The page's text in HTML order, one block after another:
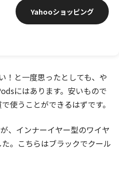
Yahooショッピング
！と一度思ったとしても、や
にはあります。安いもので
使うことができるはずです。
、インナーイヤー型のワイヤ
。こちらはブラックでクール